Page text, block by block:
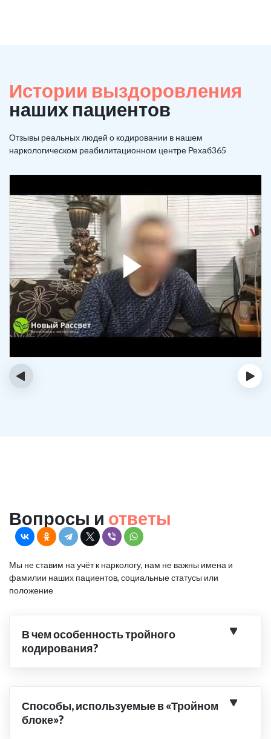
Истории выздоровления
наших пациентов
Отзывы реальных людей о кодировании в нашем
наркологическом реабилитационном центре Рехаб365
‹ ›
Вопросы и ответы
Мы не ставим на учёт к наркологу, нам не важны имена и
фамилии наших пациентов, социальные статусы или
положение
В чем особенность тройного
кодирования?
Способы, используемые в «Тройном
блоке»?